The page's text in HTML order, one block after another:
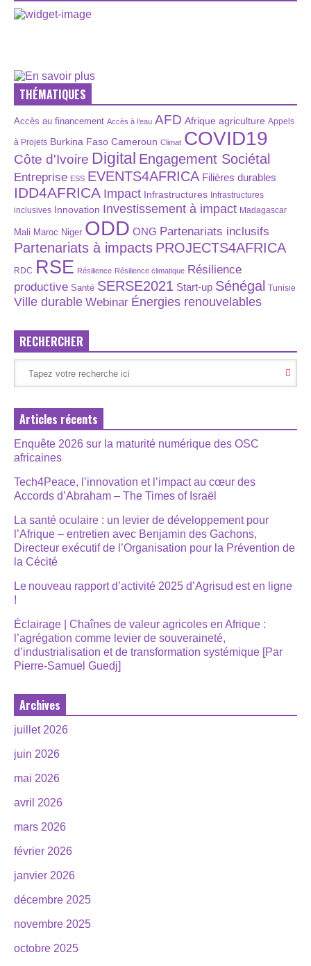
THÉMATIQUES
Accès au financement Accès à l’eau AFD Afrique agriculture Appels
à Projets Burkina Faso Cameroun Climat COVID19
Côte d'Ivoire Digital Engagement Sociétal
Entreprise ESS EVENTS4AFRICA Filières durables
IDD4AFRICA Impact Infrastructures Infrastructures
inclusives Innovation Investissement à impact Madagascar
Mali Maroc Niger ODD ONG Partenariats inclusifs
Partenariats à impacts PROJECTS4AFRICA
RDC RSE Résilience Résilience climatique Résilience
productive Santé SERSE2021 Start-up Sénégal Tunisie
Ville durable Webinar Énergies renouvelables
RECHERCHER
Articles récents
Enquête 2026 sur la maturité numérique des OSC
africaines
Tech4Peace, l’innovation et l’impact au cœur des
Accords d’Abraham – The Times of Israël
La santé oculaire : un levier de développement pour
l’Afrique – entretien avec Benjamin des Gachons,
Directeur exécutif de l’Organisation pour la Prévention de
la Cécité
Le nouveau rapport d’activité 2025 d’Agrisud est en ligne
!
Éclairage | Chaînes de valeur agricoles en Afrique :
l’agrégation comme levier de souveraineté,
d’industrialisation et de transformation systémique [Par
Pierre-Samuel Guedj]
Archives
juillet 2026
juin 2026
mai 2026
avril 2026
mars 2026
février 2026
janvier 2026
décembre 2025
novembre 2025
octobre 2025